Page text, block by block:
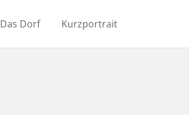
Das Dorf Kurzportrait